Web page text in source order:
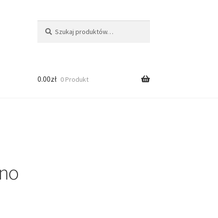
0.00zł 0 Produkt